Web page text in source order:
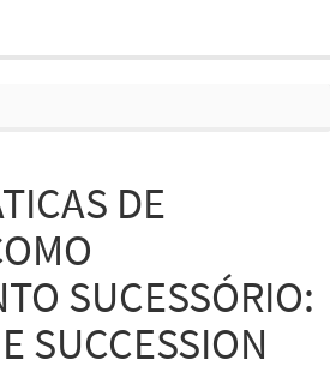
DE
SUCESSÓRIO:
SUCCESSION